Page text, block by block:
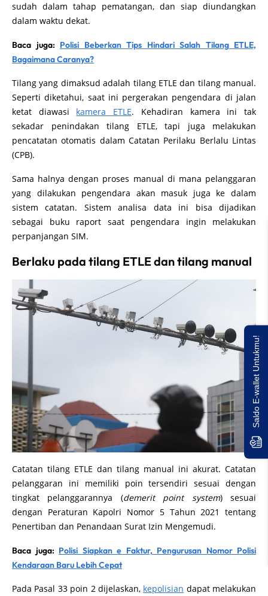
sudah dalam tahap pematangan, dan siap diundangkan
dalam waktu dekat.
Baca juga: Polisi Beberkan Tips Hindari Salah Tilang ETLE,
Bagaimana Caranya?
Tilang yang dimaksud adalah tilang ETLE dan tilang manual.
Seperti diketahui, saat ini pergerakan pengendara di jalan
ketat diawasi kamera ETLE. Kehadiran kamera ini tak
sekadar penindakan tilang ETLE, tapi juga melakukan
pencatatan otomatis dalam Catatan Perilaku Berlalu Lintas
(CPB).
Sama halnya dengan proses manual di mana pelanggaran
yang dilakukan pengendara akan masuk juga ke dalam
sistem catatan. Sistem analisa data ini bisa dijadikan
sebagai buku raport saat pengendara ingin melakukan
perpanjangan SIM.
Berlaku pada tilang ETLE dan tilang manual
Catatan tilang ETLE dan tilang manual ini akurat. Catatan
pelanggaran ini memiliki poin tersendiri sesuai dengan
tingkat pelanggarannya (demerit point system) sesuai
dengan Peraturan Kapolri Nomor 5 Tahun 2021 tentang
Penertiban dan Penandaan Surat Izin Mengemudi.
Baca juga: Polisi Siapkan e Faktur, Pengurusan Nomor Polisi
Kendaraan Baru Lebih Cepat
Pada Pasal 33 poin 2 dijelaskan, kepolisian dapat melakukan
Saldo E-wallet Untukmu!